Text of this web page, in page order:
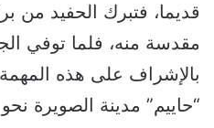
قديما، فتبرك الحفيد من
مقدسة منه، فلما توفي
“حاييم” مدينة الصويرة نحو